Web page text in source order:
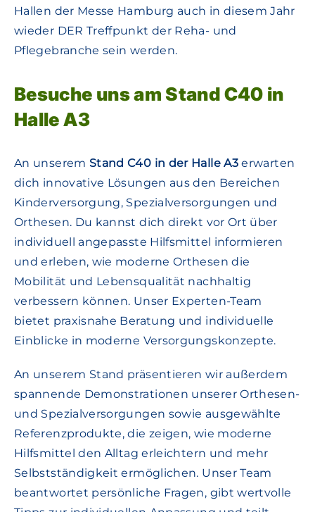
Hallen der Messe Hamburg auch in diesem Jahr
wieder DER Treffpunkt der Reha- und
Pflegebranche sein werden.
Besuche uns am Stand C40 in
Halle A3
An unserem Stand C40 in der Halle A3erwarten
dich innovative Lösungen aus den Bereichen
Kinderversorgung, Spezialversorgungen und
Orthesen. Du kannst dich direkt vor Ort über
individuell angepasste Hilfsmittel informieren
und erleben, wie moderne Orthesen die
Mobilität und Lebensqualität nachhaltig
verbessern können. Unser Experten-Team
bietet praxisnahe Beratung und individuelle
Einblicke in moderne Versorgungskonzepte.
An unserem Stand präsentieren wir außerdem
spannende Demonstrationen unserer Orthesen-
und Spezialversorgungen sowie ausgewählte
Referenzprodukte, die zeigen, wie moderne
Hilfsmittel den Alltag erleichtern und mehr
Selbstständigkeit ermöglichen. Unser Team
beantwortet persönliche Fragen, gibt wertvolle